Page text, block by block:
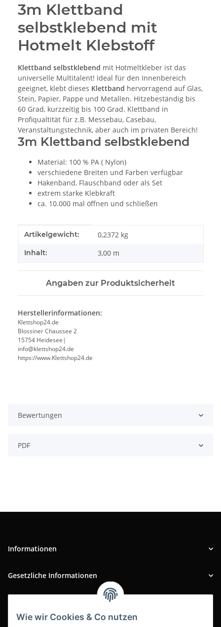
Wie wir Cookies & Co nutzen
3m Klettband
selbstklebend mit
Hotmelt Klebstoff
Klettband selbstklebend mit Hotmeltkleber ist das
universelle Multitalent! Ideal für den Innenbereich
geeignet, klebt dieses Klettband hervorragend auf Glas,
Stein, Papier, Pappe und Metallen. Hitzebeständig bis
60 Grad, kurzzeitig bis 100 Grad. Klettband in
Profiqualtität für z.B. Messebau, Casebau,
Veranstaltungstechnik, aber auch im privaten Bereich!
3m Klettband selbstklebend
Material: 100 % PA ( Nylon)
verschiedene Breiten und Farben verfügbar
Hakenband, Flauschband oder als Set
extrem starke Klebkraft
ca. 10.000 mal öffnen und schließen
Produkteigenschaft
Wert
Artikelgewicht: 0,2372 kg
Inhalt: 3,00 m
Angaben zur Produktsicherheit
Herstellerinformationen:
Klettshop24.de
Blossiner Chaussee 2
15754 Heidesee|
info@klettshop24.de
https://www.Klettshop24.de
Bewertungen
PDF
Informationen
Gesetzliche Informationen